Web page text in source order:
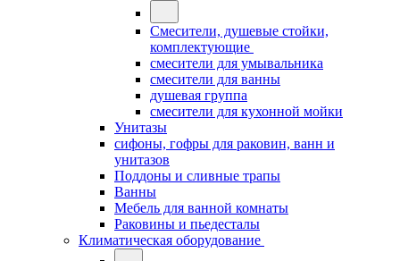
Смесители, душевые стойки,
комплектующие
смесители для умывальника
смесители для ванны
душевая группа
смесители для кухонной мойки
Унитазы
сифоны, гофры для раковин, ванн и
унитазов
Поддоны и сливные трапы
Ванны
Мебель для ванной комнаты
Раковины и пьедесталы
Климатическая оборудование